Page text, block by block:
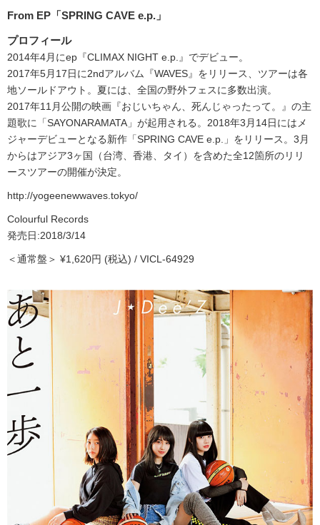
From EP「SPRING CAVE e.p.」
プロフィール
2014年4月にep『CLIMAX NIGHT e.p.』でデビュー。
2017年5月17日に2ndアルバム『WAVES』をリリース、ツアーは各
地ソールドアウト。夏には、全国の野外フェスに多数出演。
2017年11月公開の映画『おじいちゃん、死んじゃったって。』の主
題歌に「SAYONARAMATA」が起用される。2018年3月14日にはメ
ジャーデビューとなる新作「SPRING CAVE e.p.」をリリース。3月
からはアジア3ヶ国（台湾、香港、タイ）を含めた全12箇所のリリ
ースツアーの開催が決定。
http://yogeenewwaves.tokyo/
Colourful Records
発売日:2018/3/14
＜通常盤＞ ¥1,620円 (税込) / VICL-64929